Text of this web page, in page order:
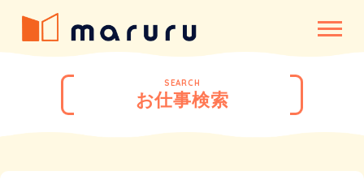
SEARCH
お仕事検索